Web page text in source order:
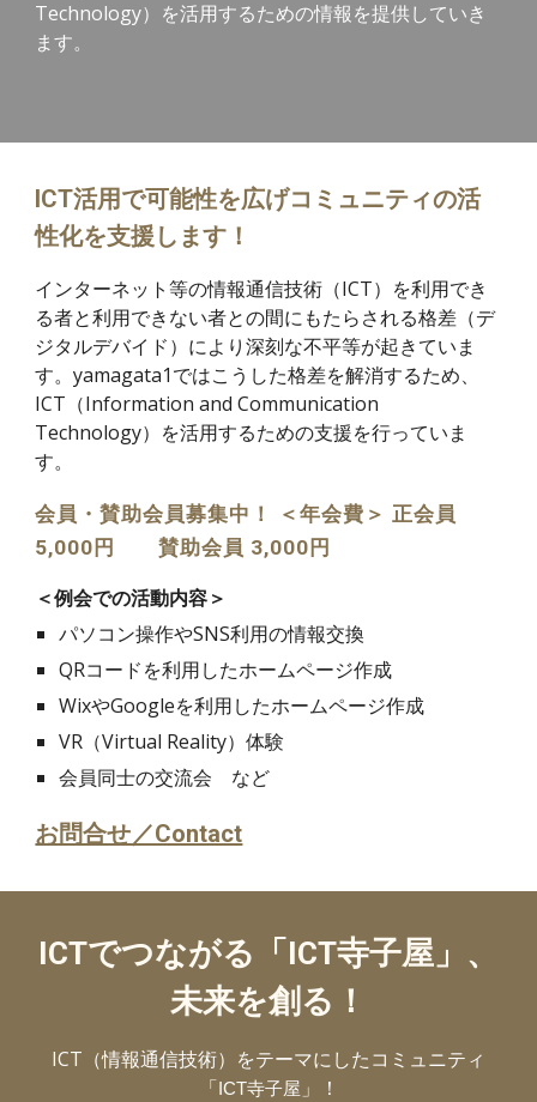
Technology）を活用するための情報を提供していき
ます。
ICT活用で可能性を広げコミュニティの活
性化を支援します！
インターネット等の情報通信技術（ICT）を利用でき
る者と利用できない者との間にもたらされる格差（デ
ジタルデバイド）により深刻な不平等が起きていま
す。yamagata1ではこうした格差を解消するため、
ICT（Information and Communication
Technology）を活用するための支援を行っていま
す。
会員・賛助会員募集中！ ＜年会費＞ 正会員
5,000円 賛助会員 3,000円
＜例会での活動内容＞
パソコン操作やSNS利用の情報交換
QRコードを利用したホームページ作成
WixやGoogleを利用したホームページ作成
VR（Virtual Reality）体験
会員同士の交流会 など
お問合せ／Contact
ICTでつながる「ICT寺子屋」、
未来を創る！
ICT（情報通信技術）をテーマにしたコ ミュニティ
「ICT寺子屋 」！